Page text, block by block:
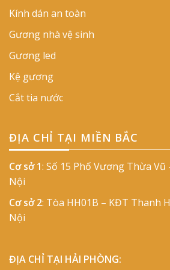
Kính dán an toàn
Gương nhà vệ sinh
Gương led
Kệ gương
Cắt tia nước
ĐỊA CHỈ TẠI MIỀN BẮC
Cơ sở 1: Số 15 Phố Vương Thừa Vũ
Nội
Cơ sở 2: Tòa HH01B – KĐT Thanh
Nội
ĐỊA CHỈ TẠI HẢI PHÒNG: